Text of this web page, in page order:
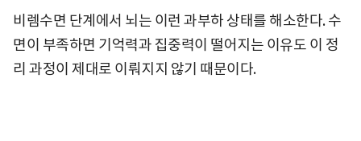
비렘수면 단계에서 뇌는 이런 과부하 상태를 해소한다. 수
면이 부족하면 기억력과 집중력이 떨어지는 이유도 이 정
리 과정이 제대로 이뤄지지 않기 때문이다.